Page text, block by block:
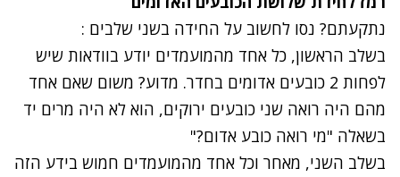
נתקעתם? נסו לחשוב על החידה בשני שלבים :
בשלב הראשון, כל אחד מהמועמדים יודע בוודאות שיש
לפחות 2 כובעים אדומים בחדר. מדוע? משום שאם אחד
מהם היה רואה שני כובעים ירוקים, הוא לא היה מרים יד
בשאלה "מי רואה כובע אדום?"
בשלב השני, מאחר וכל אחד מהמועמדים חמוש בידע הזה